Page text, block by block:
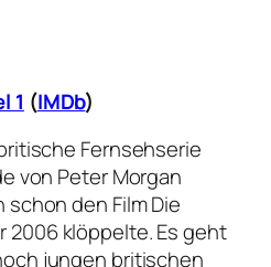
1 (IMDb)
Fernsehserie
von Peter Morgan
den Film Die
2006 klöppelte. Es geht
jungen britischen